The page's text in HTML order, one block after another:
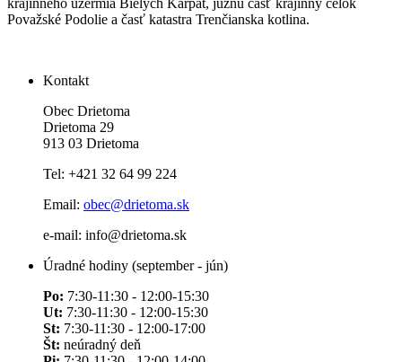
Považské Podolie a časť katastra Trenčianska kotlina.
Kontakt
Obec Drietoma
Drietoma 29
913 03 Drietoma
Tel: +421 32 64 99 224
Email: obec@drietoma.sk
e-mail: info@drietoma.sk
Úradné hodiny (september - jún)
Po: 7:30-11:30 - 12:00-15:30
Ut: 7:30-11:30 - 12:00-15:30
St: 7:30-11:30 - 12:00-17:00
Št: neúradný deň